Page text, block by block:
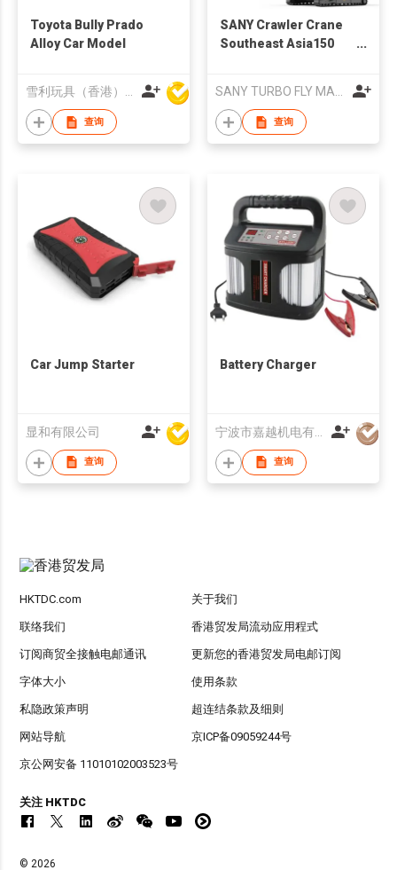
Toyota Bully Prado
Alloy Car Model
雪利玩具（香港）有限公司
查询
SANY Crawler Crane
Southeast Asia150
SANY TURBO FLY MACHINE LIMITED
查询
Car Jump Starter
显和有限公司
查询
Battery Charger
查询
HKTDC.com 关于我们
联络我们 香港贸发局流动应用程式
订阅商贸全接触电邮通讯 更新您的香港贸发局电邮订阅
字体大小 使用条款
私隐政策声明 超连结条款及细则
网站导航 京ICP备09059244号
京公网安备 11010102003523号
关注 HKTDC
© 2026